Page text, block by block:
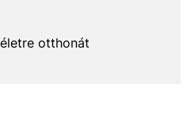
otthonát